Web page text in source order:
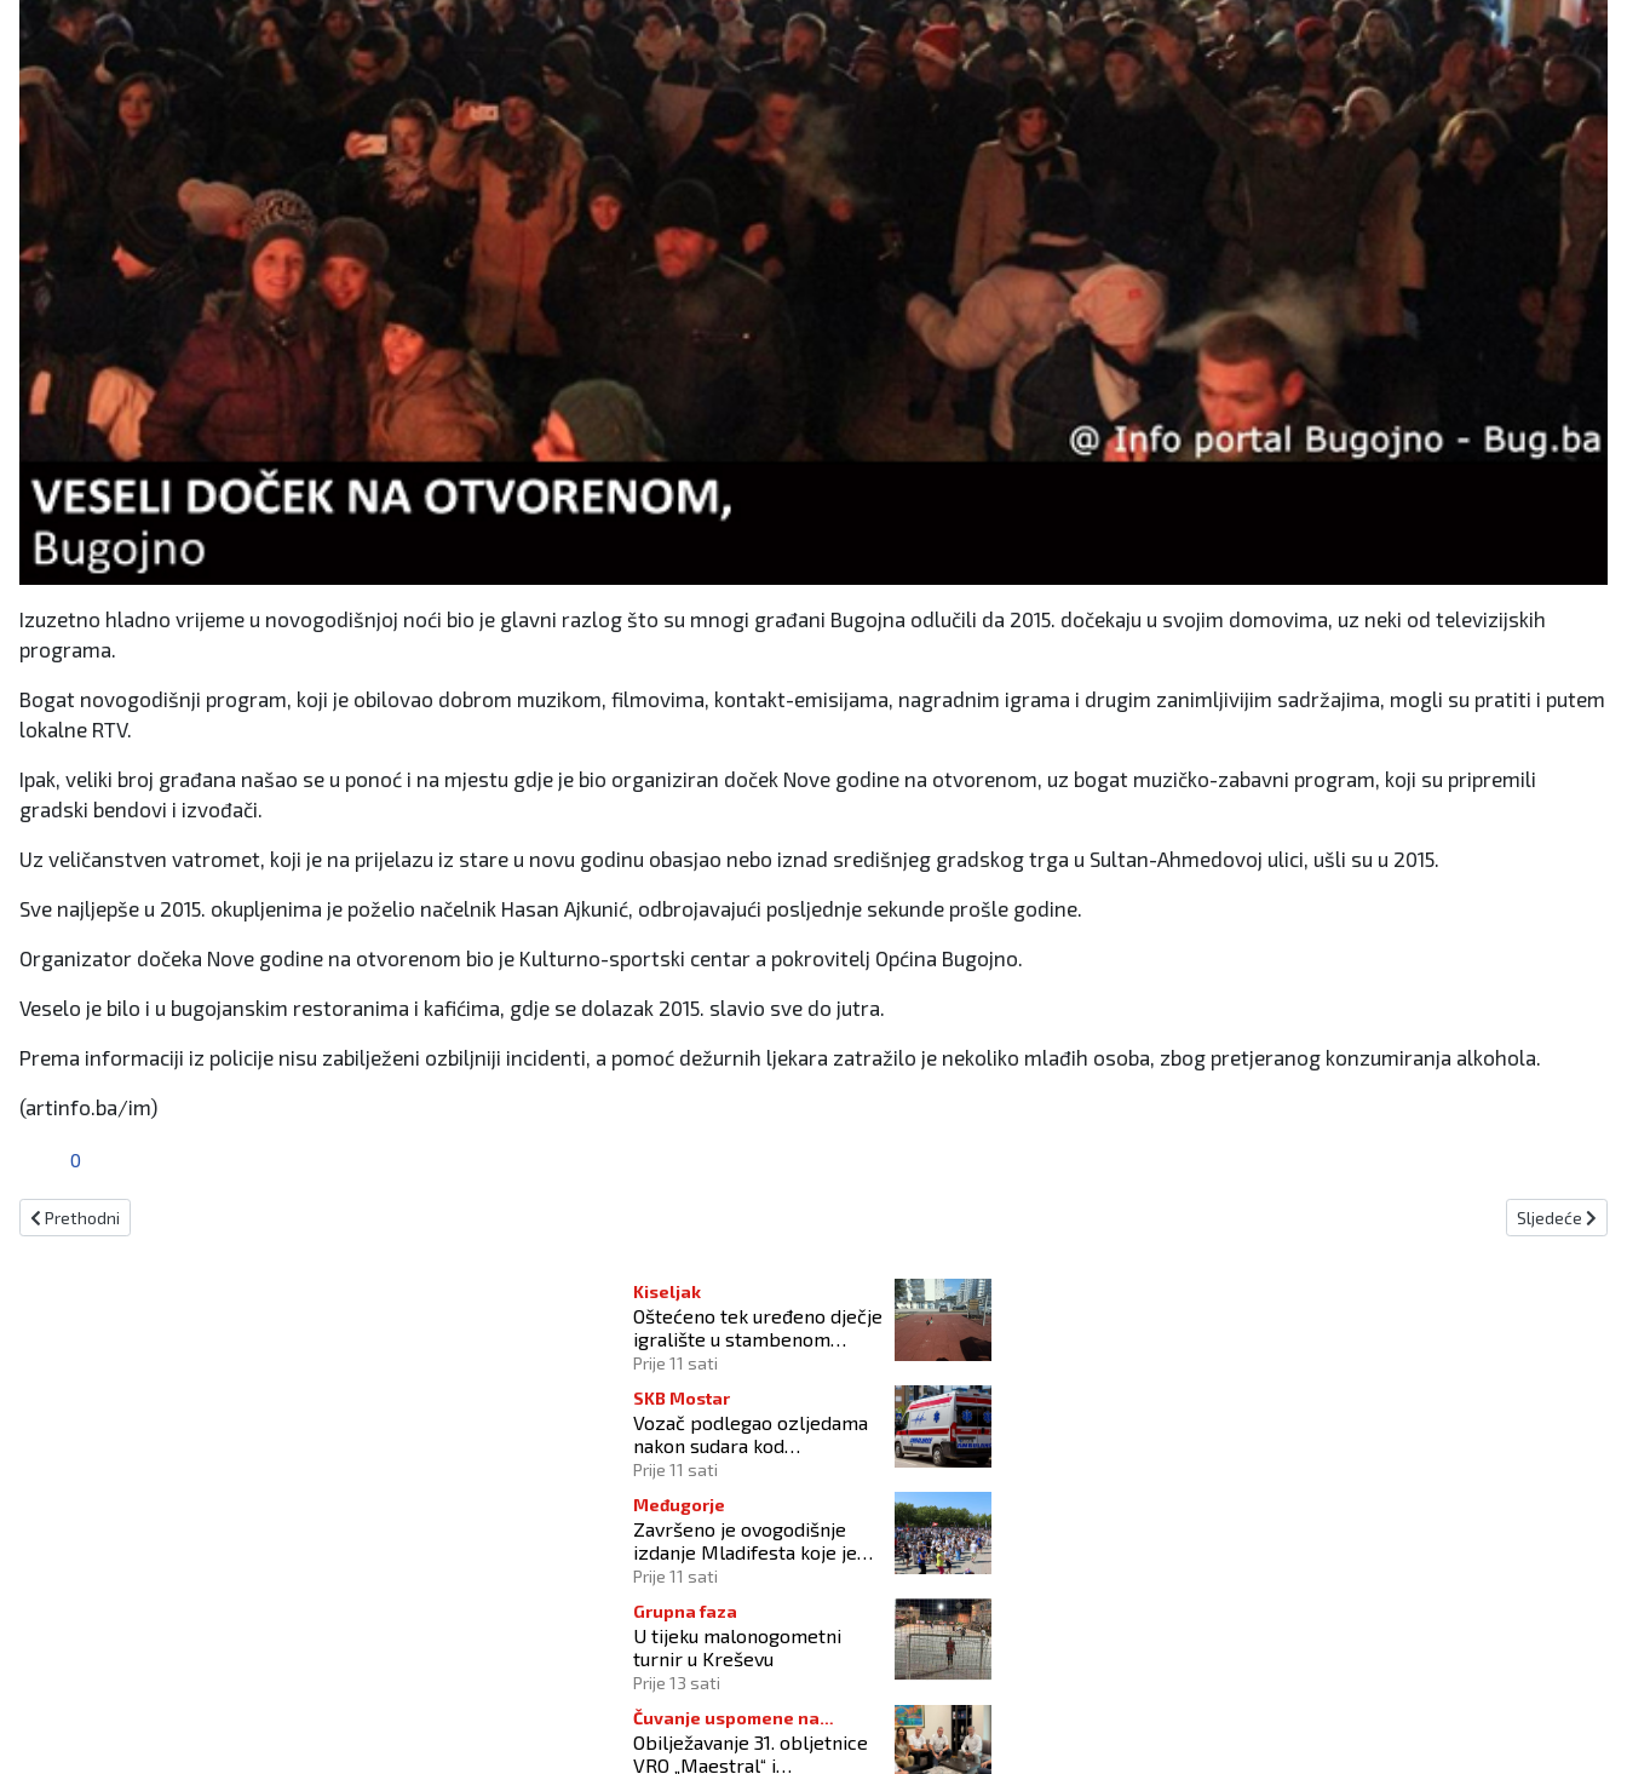
Izuzetno hladno vrijeme u novogodišnjoj noći bio je glavni razlog što su mnogi građani Bugojna odlučili da 2015. dočekaju u svojim domovima, uz neki od televizijskih
programa.
Bogat novogodišnji program, koji je obilovao dobrom muzikom, filmovima, kontakt-emisijama, nagradnim igrama i drugim zanimljivijim sadržajima, mogli su pratiti i putem
lokalne RTV.
Ipak, veliki broj građana našao se u ponoć i na mjestu gdje je bio organiziran doček Nove godine na otvorenom, uz bogat muzičko-zabavni program, koji su pripremili
gradski bendovi i izvođači.
Uz veličanstven vatromet, koji je na prijelazu iz stare u novu godinu obasjao nebo iznad središnjeg gradskog trga u Sultan-Ahmedovoj ulici, ušli su u 2015.
Sve najljepše u 2015. okupljenima je poželio načelnik Hasan Ajkunić, odbrojavajući posljednje sekunde prošle godine.
Organizator dočeka Nove godine na otvorenom bio je Kulturno-sportski centar a pokrovitelj Općina Bugojno.
Veselo je bilo i u bugojanskim restoranima i kafićima, gdje se dolazak 2015. slavio sve do jutra.
Prema informaciji iz policije nisu zabilježeni ozbiljniji incidenti, a pomoć dežurnih ljekara zatražilo je nekoliko mlađih osoba, zbog pretjeranog konzumiranja alkohola.
(artinfo.ba/im)
0
Prethodni članak: SNJEŽNE RADOSTI
Prethodni Sljedeći
Sljedeće
Kiseljak
Oštećeno tek uređeno dječje
igralište u stambenom
naselju
Prije 11 sati
SKB Mostar
Vozač podlegao ozljedama
nakon sudara kod
Tomislavgrada
Prije 11 sati
Međugorje
Završeno je ovogodišnje
izdanje Mladifesta koje je
okupilo mlade iz 73 zemlje
Prije 11 sati
Grupna faza
U tijeku malonogometni
turnir u Kreševu
Prije 13 sati
Čuvanje uspomene na
branitelje
Obilježavanje 31. obljetnice
VRO „Maestral“ i